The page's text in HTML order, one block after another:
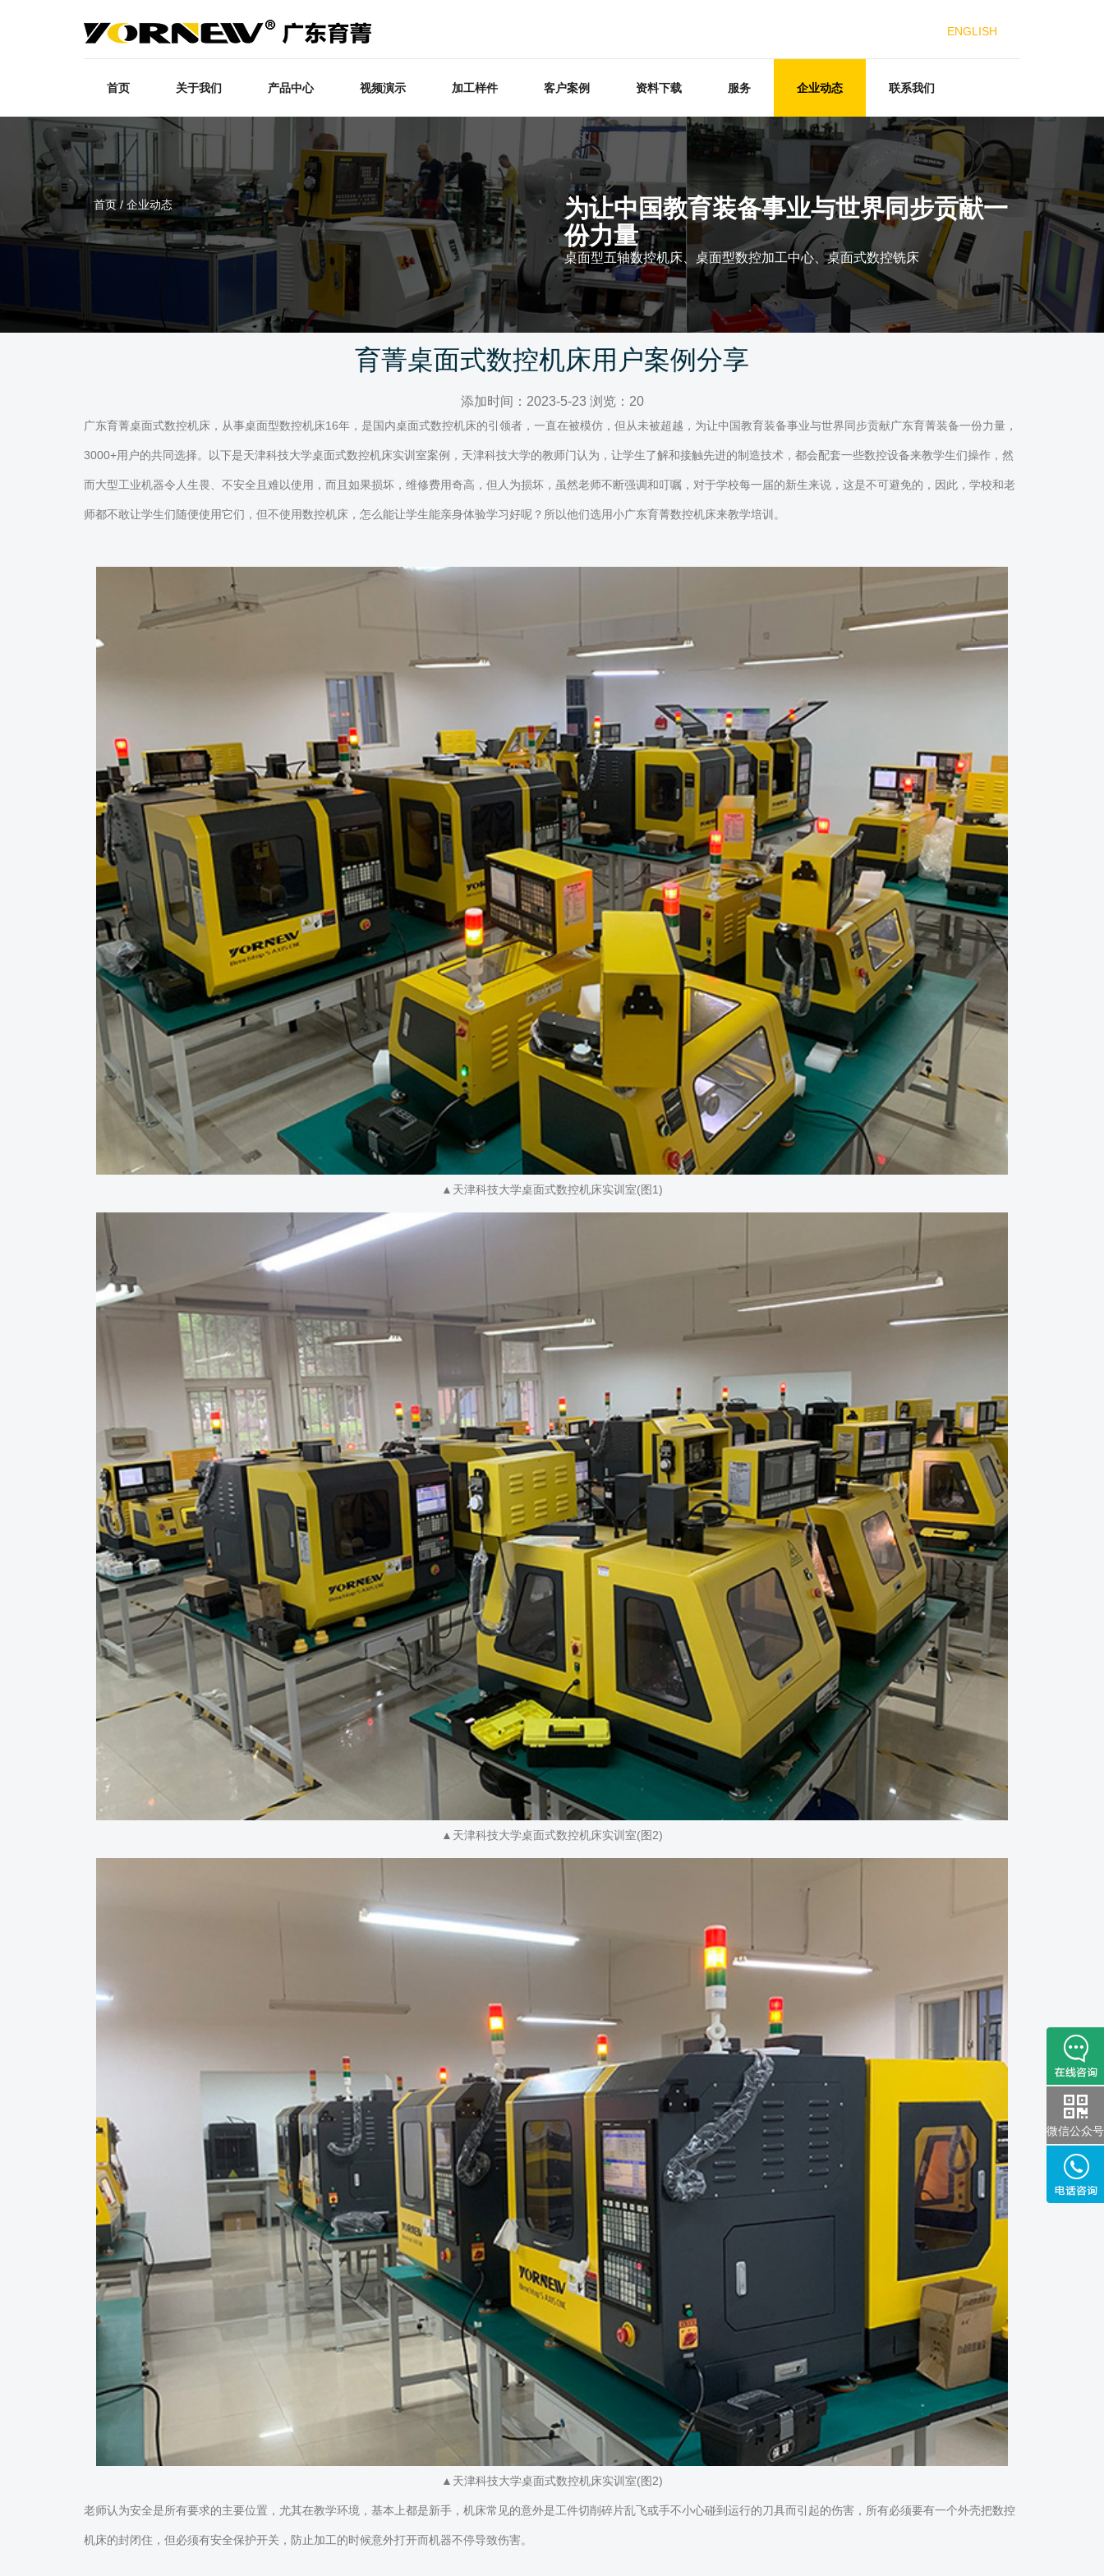
ENGLISH
首页 关于我们 产品中心 视频演示 加工样件 客户案例 资料下载 服务 企业动态 联系我们
首页 / 企业动态
为让中国教育装备事业与世界同步贡献一
份力量
桌面型五轴数控机床、桌面型数控加工中心、桌面式数控铣床
育菁桌面式数控机床用户案例分享
添加时间：2023-5-23 浏览：20
广东育菁桌面式数控机床，从事桌面型数控机床16年，是国内桌面式数控机床的引领者，一直在被模仿，但从未被超越，为让中国教育装备事业与世界同步贡献广东育菁装备一份力量，
3000+用户的共同选择。以下是天津科技大学桌面式数控机床实训室案例，天津科技大学的教师门认为，让学生了解和接触先进的制造技术，都会配套一些数控设备来教学生们操作，然
而大型工业机器令人生畏、不安全且难以使用，而且如果损坏，维修费用奇高，但人为损坏，虽然老师不断强调和叮嘱，对于学校每一届的新生来说，这是不可避免的，因此，学校和老
师都不敢让学生们随便使用它们，但不使用数控机床，怎么能让学生能亲身体验学习好呢？所以他们选用小广东育菁数控机床来教学培训。
▲天津科技大学桌面式数控机床实训室(图1)
▲天津科技大学桌面式数控机床实训室(图2)
▲天津科技大学桌面式数控机床实训室(图2)
老师认为安全是所有要求的主要位置，尤其在教学环境，基本上都是新手，机床常见的意外是工件切削碎片乱飞或手不小心碰到运行的刀具而引起的伤害，所有必须要有一个外壳把数控
机床的封闭住，但必须有安全保护开关，防止加工的时候意外打开而机器不停导致伤害。
微信公众号